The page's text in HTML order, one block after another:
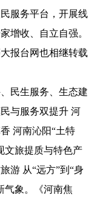
服务平台，开展线
增收、自立自强。
报台网也相继转载
民生服务、生态建
与服务双提升 河
河南沁阳“土特
文旅提质与特色产
游 从“远方”到“身
气象。《河南焦